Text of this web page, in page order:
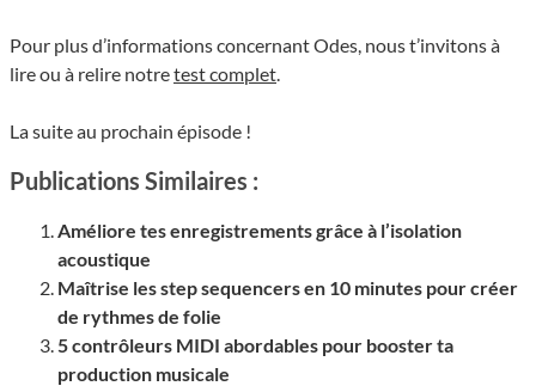
Pour plus d’informations concernant Odes, nous t’invitons à
lire ou à relire notretest complet.
La suite au prochain épisode !
Publications Similaires :
Améliore tes enregistrements grâce à l’isolation
acoustique
Maîtrise les step sequencers en 10 minutes pour créer
de rythmes de folie
5 contrôleurs MIDI abordables pour booster ta
production musicale